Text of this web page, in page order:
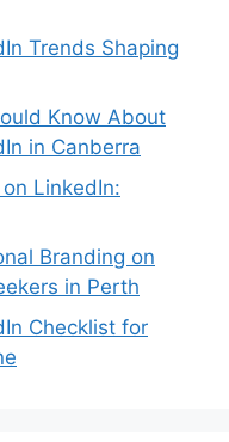
Trends Shaping
Know About
in Canberra
LinkedIn:
Branding on
in Perth
Checklist for